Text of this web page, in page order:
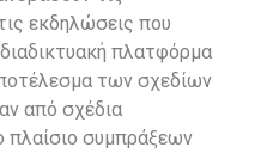
εκδηλώσεις που
πλατφόρμα
των σχεδίων
από σχέδια
πλαίσιο συμπράξεων